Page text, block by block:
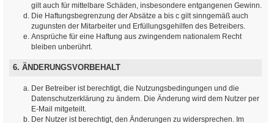
gilt auch für mittelbare Schäden, insbesondere entgangenen Gewinn.
Die Haftungsbegrenzung der Absätze a bis c gilt sinngemäß auch
zugunsten der Mitarbeiter und Erfüllungsgehilfen des Betreibers.
Ansprüche für eine Haftung aus zwingendem nationalem Recht
bleiben unberührt.
6. ÄNDERUNGSVORBEHALT
Der Betreiber ist berechtigt, die Nutzungsbedingungen und die
Datenschutzerklärung zu ändern. Die Änderung wird dem Nutzer per
E-Mail mitgeteilt.
Der Nutzer ist berechtigt, den Änderungen zu widersprechen. Im